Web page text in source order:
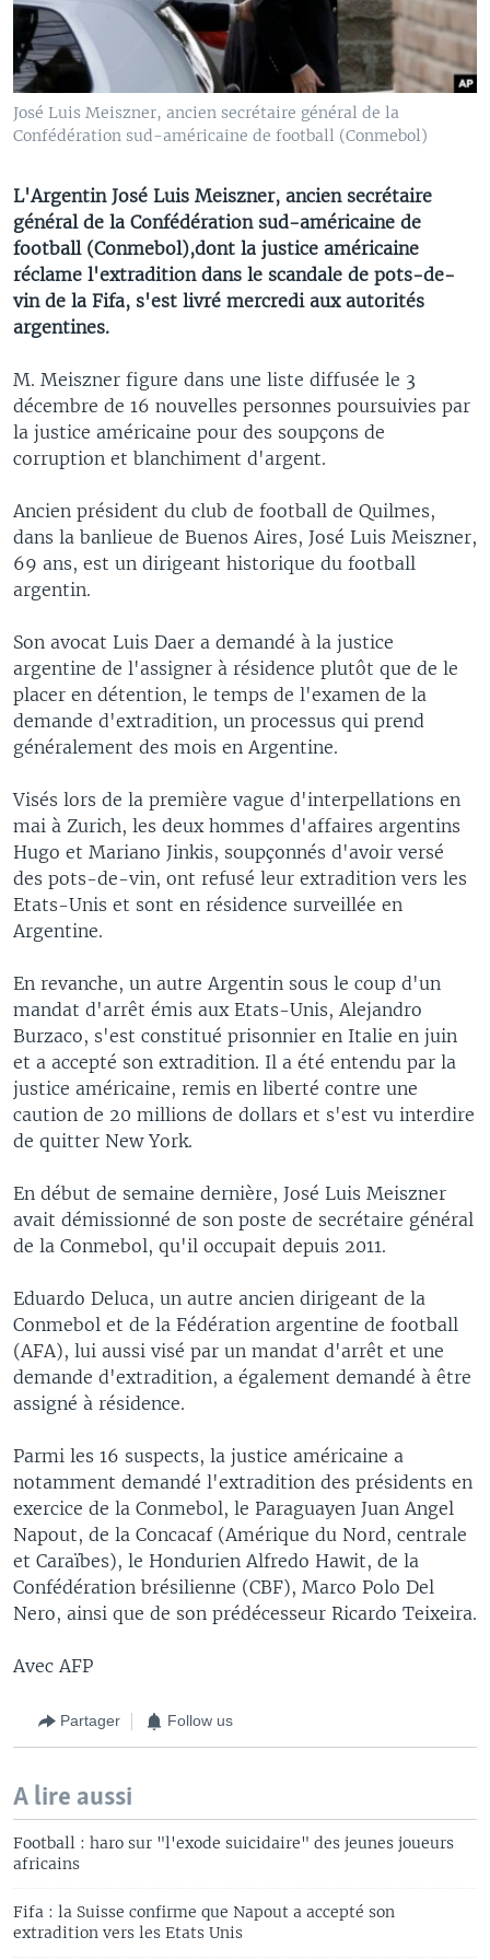
José Luis Meiszner, ancien secrétaire général de la
Confédération sud-américaine de football (Conmebol)
L'Argentin José Luis Meiszner, ancien secrétaire
général de la Confédération sud-américaine de
football (Conmebol),dont la justice américaine
réclame l'extradition dans le scandale de pots-de-
vin de la Fifa, s'est livré mercredi aux autorités
argentines.
M. Meiszner figure dans une liste diffusée le 3
décembre de 16 nouvelles personnes poursuivies par
la justice américaine pour des soupçons de
corruption et blanchiment d'argent.
Ancien président du club de football de Quilmes,
dans la banlieue de Buenos Aires, José Luis Meiszner,
69 ans, est un dirigeant historique du football
argentin.
Son avocat Luis Daer a demandé à la justice
argentine de l'assigner à résidence plutôt que de le
placer en détention, le temps de l'examen de la
demande d'extradition, un processus qui prend
généralement des mois en Argentine.
Visés lors de la première vague d'interpellations en
mai à Zurich, les deux hommes d'affaires argentins
Hugo et Mariano Jinkis, soupçonnés d'avoir versé
des pots-de-vin, ont refusé leur extradition vers les
Etats-Unis et sont en résidence surveillée en
Argentine.
En revanche, un autre Argentin sous le coup d'un
mandat d'arrêt émis aux Etats-Unis, Alejandro
Burzaco, s'est constitué prisonnier en Italie en juin
et a accepté son extradition. Il a été entendu par la
justice américaine, remis en liberté contre une
caution de 20 millions de dollars et s'est vu interdire
de quitter New York.
En début de semaine dernière, José Luis Meiszner
avait démissionné de son poste de secrétaire général
de la Conmebol, qu'il occupait depuis 2011.
Eduardo Deluca, un autre ancien dirigeant de la
Conmebol et de la Fédération argentine de football
(AFA), lui aussi visé par un mandat d'arrêt et une
demande d'extradition, a également demandé à être
assigné à résidence.
Parmi les 16 suspects, la justice américaine a
notamment demandé l'extradition des présidents en
exercice de la Conmebol, le Paraguayen Juan Angel
Napout, de la Concacaf (Amérique du Nord, centrale
et Caraïbes), le Hondurien Alfredo Hawit, de la
Confédération brésilienne (CBF), Marco Polo Del
Nero, ainsi que de son prédécesseur Ricardo Teixeira.
Avec AFP
Partager Follow us
A lire aussi
Football : haro sur "l'exode suicidaire" des jeunes joueurs
africains
Fifa : la Suisse confirme que Napout a accepté son
extradition vers les Etats Unis